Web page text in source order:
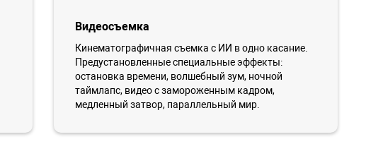
Видеосъемка
Кинематографичная съемка с ИИ в одно касание.
Предустановленные специальные эффекты:
остановка времени, волшебный зум, ночной
таймлапс, видео с замороженным кадром,
медленный затвор, параллельный мир.